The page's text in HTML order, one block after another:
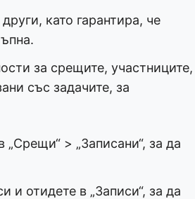
като гарантира, че
за срещите, участниците,
със задачите, за
> „Записани“, за да
и отидете в „Записи“, за да